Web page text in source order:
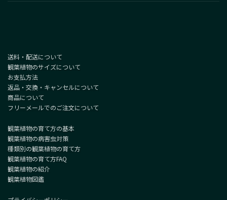
送料・配送について
観葉植物のサイズについて
お支払方法
返品・交換・キャンセルについて
商品について
フリーメールでのご注文について
観葉植物の育て方の基本
観葉植物の病害虫対策
種類別の観葉植物の育て方
観葉植物の育て方FAQ
観葉植物の紹介
観葉植物図鑑